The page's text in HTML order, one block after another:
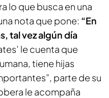
lo que busca en una
nota que pone: “En
tal vez algún día
le cuenta que
tiene hijas
parte de su
le acompaña